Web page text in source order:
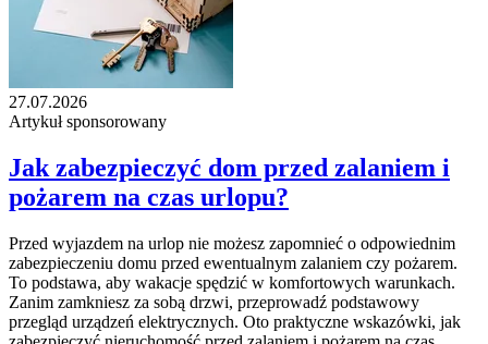
27.07.2026
Artykuł sponsorowany
Jak zabezpieczyć dom przed zalaniem i
pożarem na czas urlopu?
Przed wyjazdem na urlop nie możesz zapomnieć o odpowiednim
zabezpieczeniu domu przed ewentualnym zalaniem czy pożarem.
To podstawa, aby wakacje spędzić w komfortowych warunkach.
Zanim zamkniesz za sobą drzwi, przeprowadź podstawowy
przegląd urządzeń elektrycznych. Oto praktyczne wskazówki, jak